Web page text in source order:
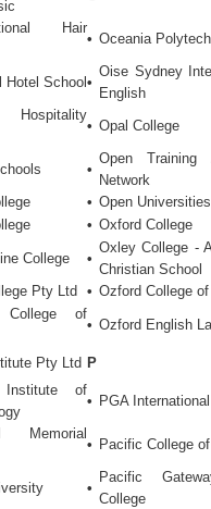
Hair
• Oceania
Hotel School •
Oise Sydney
English
• Opal College
•
Open Training
Network
• Open
• Oxford College
College •
Oxley College -
Christian School
Pty Ltd • Ozford College
College of
• Ozford English
Pty Ltd P
Institute of
• PGA
Memorial
• Pacific College
•
Pacific
College